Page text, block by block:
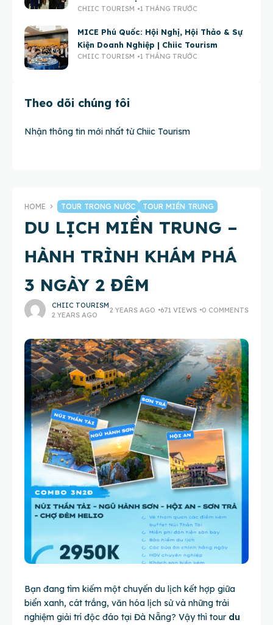
CHIIC TOURISM 1 THÁNG TRƯỚC
MICE Phú Quốc: Hội Nghị, Hội Thảo & Sự
Kiện Doanh Nghiệp | Chiic Tourism
CHIIC TOURISM 1 THÁNG TRƯỚC
Theo dõi chúng tôi
Nhận thông tin mới nhất từ Chiic Tourism
HOME TOUR TRONG NƯỚC TOUR MIỀN TRUNG
DU LỊCH MIỀN TRUNG –
HÀNH TRÌNH KHÁM PHÁ
3 NGÀY 2 ĐÊM
CHIIC TOURISM
2 YEARS AGO
2 YEARS AGO 671 VIEWS 0 COMMENTS
Bạn đang tìm kiếm một chuyến du lịch kết hợp giữa
biển xanh, cát trắng, văn hóa lịch sử và những trải
nghiệm giải trí độc đáo tại Đà Nẵng? Vậy thì tour du